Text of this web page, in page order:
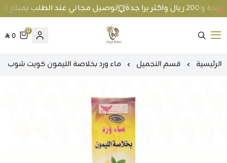
توصيل مجاني عند الطلب بمبلغ 100 ريال واكثر داخل جدة و 200 ريال واكثر برا جدة
متجر عطارة فيفا
0
0
الرئيسية قسم التجميل ماء ورد بخلاصة الليمون كويت شوب